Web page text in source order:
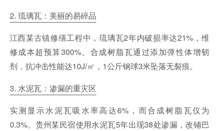
2. 琉璃瓦：美丽的易碎品
江西某古镇修缮工程中，琉璃瓦2年内破损率达21%，维
修成本超预算300%。合成树脂瓦通过添加弹性体增韧
剂，抗冲击性能达10J/㎡，1公斤钢球3米坠落无裂痕。
3. 水泥瓦：渗漏的重灾区
实测显示水泥瓦吸水率高达6%，而合成树脂瓦仅为
0.3%。贵州某民宿使用水泥瓦5年出现38处渗漏，改铺巴